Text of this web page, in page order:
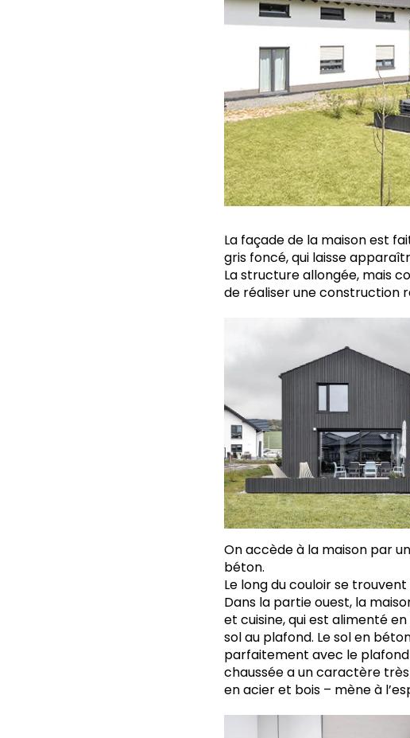
La façade de la maison est
gris foncé, qui laisse
La structure allongée, mais
de réaliser une construction
On accède à la maison par
béton.
Le long du couloir se
Dans la partie ouest, la
et cuisine, qui est alimenté
sol au plafond. Le sol en
parfaitement avec le
chaussée a un caractère
en acier et bois – mène à